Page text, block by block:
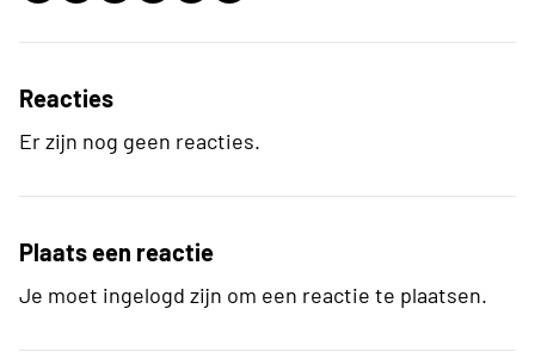
Reacties
Er zijn nog geen reacties.
Plaats een reactie
Je moet ingelogd zijn om een reactie te plaatsen.